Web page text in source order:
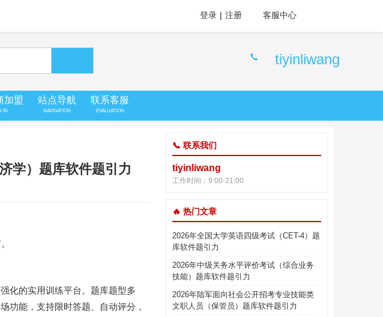
登录 | 注册 客服中心
tiyinliwang
加盟
IN
站点导航
NAVIGATION
联系客服
EVALUATION
学）题库软件题引力
化的实用训练平台。题库题型多
功能，支持限时答题、自动评分，
📞 联系我们
tiyinliwang
工作时间：9:00-21:00
🔥 热门文章
2026年全国大学英语四级考试（CET-4）题
库软件题引力
2026年中级关务水平评价考试（综合业务
技能）题库软件题引力
2026年陆军面向社会公开招考专业技能类
文职人员（保管员）题库软件题引力